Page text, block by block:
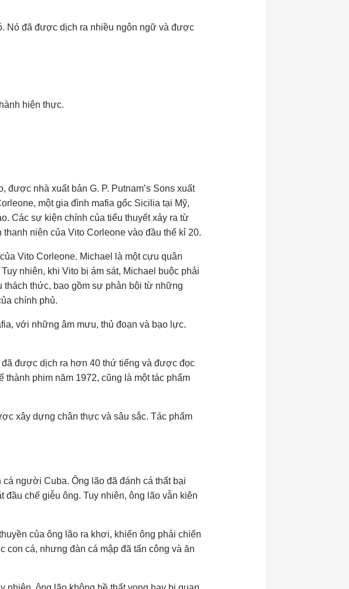
Nó đã được dịch ra nhiều ngôn ngữ và được
hiện thực.
được nhà xuất bản G. P. Putnam’s Sons xuất
một gia đình mafia gốc Sicilia tại Mỹ,
Các sự kiện chính của tiểu thuyết xảy ra từ
niên của Vito Corleone vào đầu thế kỉ 20.
Vito Corleone. Michael là một cựu quân
nhiên, khi Vito bị ám sát, Michael buộc phải
thức, bao gồm sự phản bội từ những
chính phủ.
với những âm mưu, thủ đoạn và bạo lực.
được dịch ra hơn 40 thứ tiếng và được đọc
phim năm 1972, cũng là một tác phẩm
xây dựng chân thực và sâu sắc. Tác phẩm
người Cuba. Ông lão đã đánh cá thất bại
chế giễu ông. Tuy nhiên, ông lão vẫn kiên
của ông lão ra khơi, khiến ông phải chiến
con cá, nhưng đàn cá mập đã tấn công và ăn